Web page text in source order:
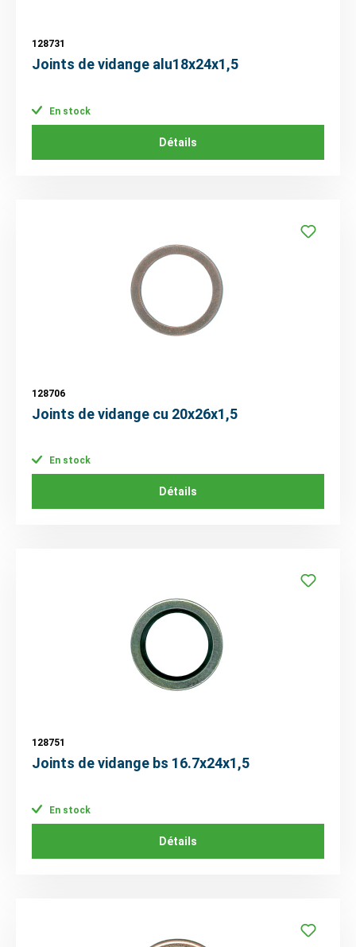
128731
Joints de vidange alu18x24x1,5
En stock
Détails
128706
Joints de vidange cu 20x26x1,5
En stock
Détails
128751
Joints de vidange bs 16.7x24x1,5
En stock
Détails